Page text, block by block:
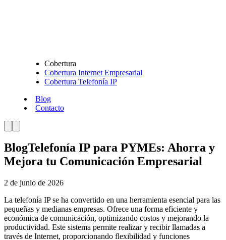
Cobertura
Cobertura Internet Empresarial
Cobertura Telefonía IP
Blog
Contacto
BlogTelefonía IP para PYMEs: Ahorra y
Mejora tu Comunicación Empresarial
2 de junio de 2026
La telefonía IP se ha convertido en una herramienta esencial para las
pequeñas y medianas empresas. Ofrece una forma eficiente y
económica de comunicación, optimizando costos y mejorando la
productividad. Este sistema permite realizar y recibir llamadas a
través de Internet, proporcionando flexibilidad y funciones